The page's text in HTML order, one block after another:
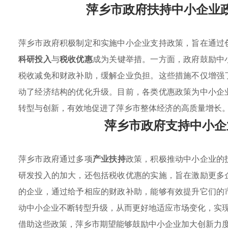
萍乡市政府扶持中小企业
萍乡市政府积极制定和实施中小企业支持政策，旨在通
科研投入与税收优惠成为关键举措。一方面，政府鼓励
税收减免和财政补助，缓解企业负担。这些措施不仅增
动了经济结构的优化升级。目前，各类优惠政策为中小
转型与创新，有效地促进了萍乡市整体经济的高质量增长
萍乡市政府支持中小
萍乡市政府通过多项产业扶持政策，积极推动中小企业
研发投入的加大，还包括税收优惠的实施，旨在激励更
的企业，通过给予相应的财政补助，能够有效提升它们
动中小企业不断转型升级，从而更好地适应市场变化，实
借助这些政策，萍乡市期望能够鼓励中小企业加大创新力